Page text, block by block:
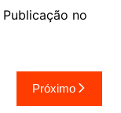
no
Próximo